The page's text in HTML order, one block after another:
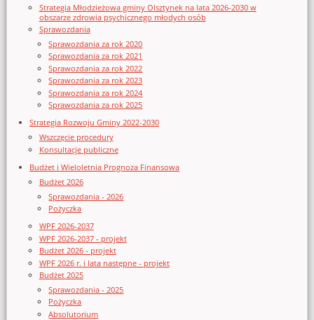
Strategia Młodzieżowa gminy Olsztynek na lata 2026-2030 w
obszarze zdrowia psychicznego młodych osób
Sprawozdania
Sprawozdania za rok 2020
Sprawozdania za rok 2021
Sprawozdania za rok 2022
Sprawozdania za rok 2023
Sprawozdania za rok 2024
Sprawozdania za rok 2025
Strategia Rozwoju Gminy 2022-2030
Wszczęcie procedury
Konsultacje publiczne
Budżet i Wieloletnia Prognoza Finansowa
Budżet 2026
Sprawozdania - 2026
Pożyczka
WPF 2026-2037
WPF 2026-2037 - projekt
Budżet 2026 - projekt
WPF 2026 r. i lata następne - projekt
Budżet 2025
Sprawozdania - 2025
Pożyczka
Absolutorium